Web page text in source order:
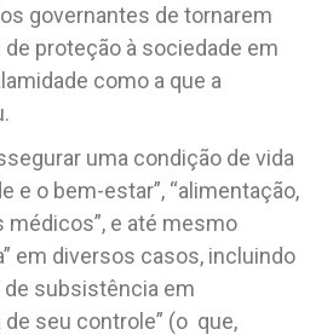
governantes de tornarem
proteção à sociedade em
como a que a
uma condição de vida
e o bem-estar”, “alimentação,
médicos”, e até mesmo
em diversos casos, incluindo
de subsistência em
seu controle” (o que,